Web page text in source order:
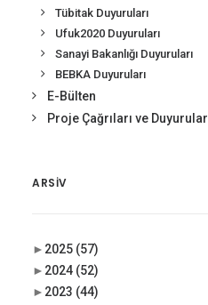
Tübitak Duyuruları
Ufuk2020 Duyuruları
Sanayi Bakanlığı Duyuruları
BEBKA Duyuruları
E-Bülten
Proje Çağrıları ve Duyurular
ARSIV
► 2025 (57)
► 2024 (52)
► 2023 (44)